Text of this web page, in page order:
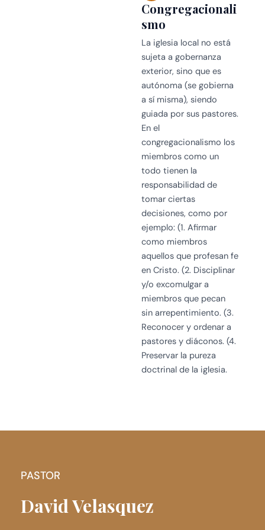
Congregacionali
smo
La iglesia local no está
sujeta a gobernanza
exterior, sino que es
autónoma (se gobierna
a sí misma), siendo
guiada por sus pastores.
En el
congregacionalismo los
miembros como un
todo tienen la
responsabilidad de
tomar ciertas
decisiones, como por
ejemplo: (1. Afirmar
como miembros
aquellos que profesan fe
en Cristo. (2. Disciplinar
y/o excomulgar a
miembros que pecan
sin arrepentimiento. (3.
Reconocer y ordenar a
pastores y diáconos. (4.
Preservar la pureza
doctrinal de la iglesia.
PASTOR
David Velasquez